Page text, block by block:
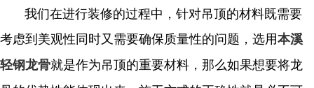
我们在进行装修的过程中，针对吊顶的材料既需要
考虑到美观性同时又需要确保质量性的问题，选用本溪
轻钢龙骨就是作为吊顶的重要材料，那么如果想要将龙